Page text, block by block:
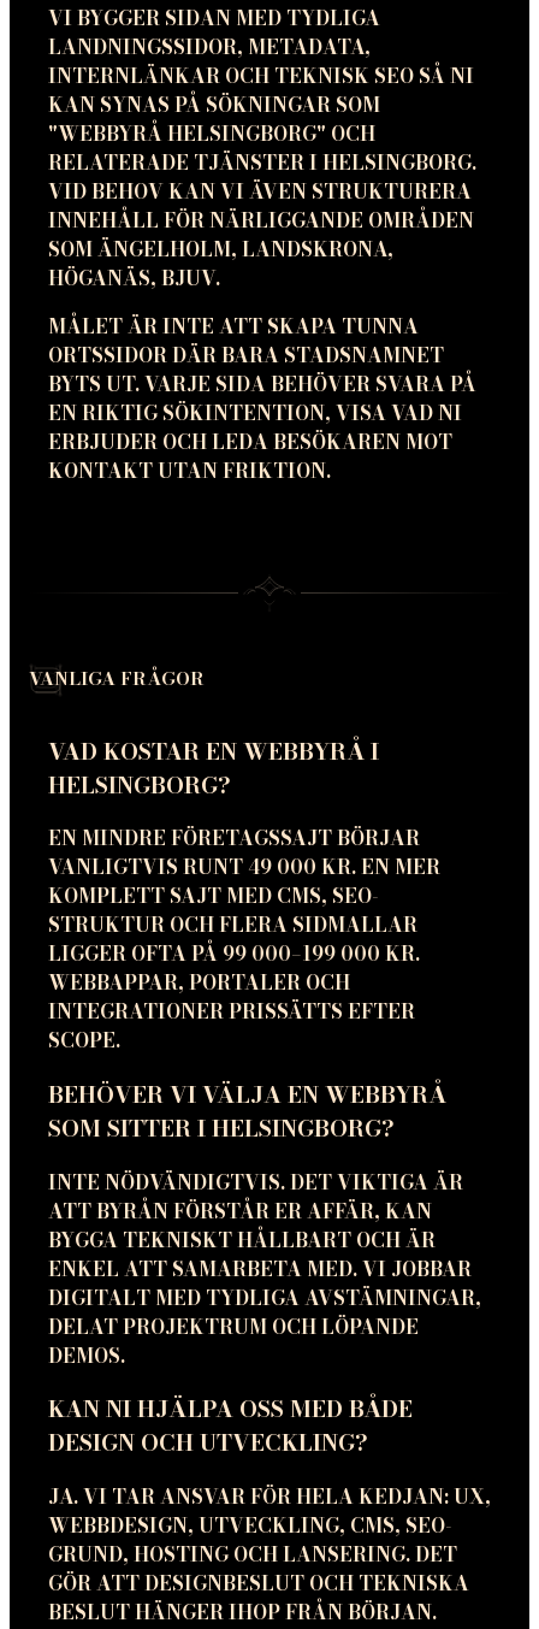
VI BYGGER SIDAN MED TYDLIGA
LANDNINGSSIDOR, METADATA,
INTERNLÄNKAR OCH TEKNISK SEO SÅ NI
KAN SYNAS PÅ SÖKNINGAR SOM
"WEBBYRÅ HELSINGBORG" OCH
RELATERADE TJÄNSTER I HELSINGBORG.
VID BEHOV KAN VI ÄVEN STRUKTURERA
INNEHÅLL FÖR NÄRLIGGANDE OMRÅDEN
SOM ÄNGELHOLM, LANDSKRONA,
HÖGANÄS, BJUV.
MÅLET ÄR INTE ATT SKAPA TUNNA
ORTSSIDOR DÄR BARA STADSNAMNET
BYTS UT. VARJE SIDA BEHÖVER SVARA PÅ
EN RIKTIG SÖKINTENTION, VISA VAD NI
ERBJUDER OCH LEDA BESÖKAREN MOT
KONTAKT UTAN FRIKTION.
VANLIGA FRÅGOR
VAD KOSTAR EN WEBBYRÅ I
HELSINGBORG?
EN MINDRE FÖRETAGSSAJT BÖRJAR
VANLIGTVIS RUNT 49 000 KR. EN MER
KOMPLETT SAJT MED CMS, SEO-
STRUKTUR OCH FLERA SIDMALLAR
LIGGER OFTA PÅ 99 000–199 000 KR.
WEBBAPPAR, PORTALER OCH
INTEGRATIONER PRISSÄTTS EFTER
SCOPE.
BEHÖVER VI VÄLJA EN WEBBYRÅ
SOM SITTER I HELSINGBORG?
INTE NÖDVÄNDIGTVIS. DET VIKTIGA ÄR
ATT BYRÅN FÖRSTÅR ER AFFÄR, KAN
BYGGA TEKNISKT HÅLLBART OCH ÄR
ENKEL ATT SAMARBETA MED. VI JOBBAR
DIGITALT MED TYDLIGA AVSTÄMNINGAR,
DELAT PROJEKTRUM OCH LÖPANDE
DEMOS.
KAN NI HJÄLPA OSS MED BÅDE
DESIGN OCH UTVECKLING?
JA. VI TAR ANSVAR FÖR HELA KEDJAN: UX,
WEBBDESIGN, UTVECKLING, CMS, SEO-
GRUND, HOSTING OCH LANSERING. DET
GÖR ATT DESIGNBESLUT OCH TEKNISKA
BESLUT HÄNGER IHOP FRÅN BÖRJAN.